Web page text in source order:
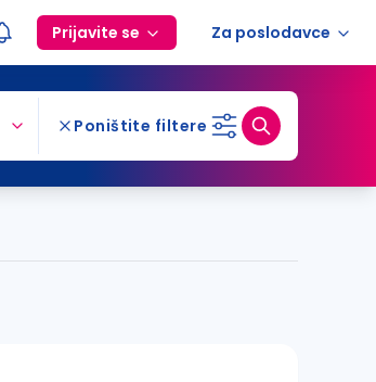
Prijavite se Za poslodavce
Poništite filtere